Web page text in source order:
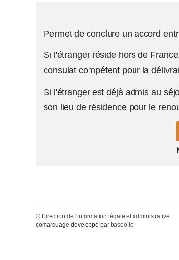
Permet de conclure un accord
Si l'étranger réside hors de
consulat compétent pour la
Si l'étranger est déjà admis au
son lieu de résidence pour le
© Direction de l'information légale et administrative
comarquage developpé par baseo.io